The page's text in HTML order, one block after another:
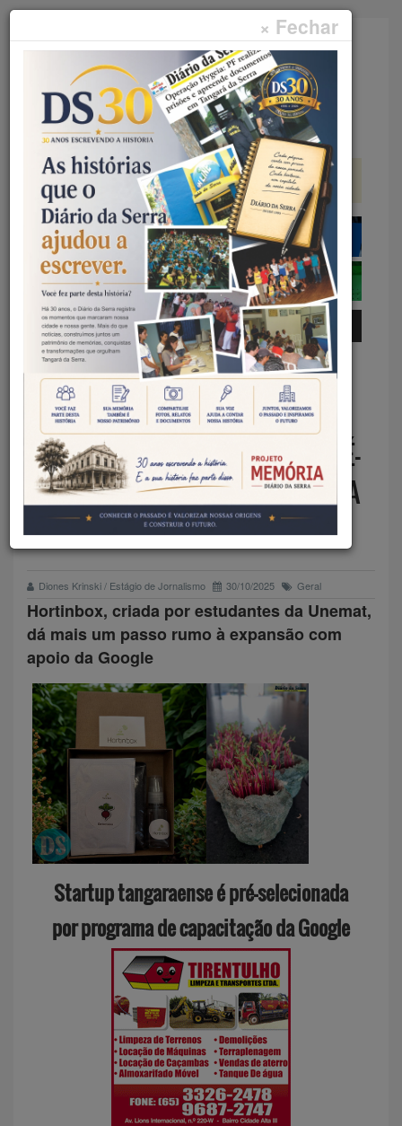
× Fechar
Faça sua pesquisa...
Menu
Início Geral
INOVAÇÃO &
EMPREENDEDORISMO –
STARTUP TANGARAENSE É PRÉ-
SELECIONADA POR PROGRAMA
DE CAPACITAÇÃO DA GOOGLE
Diones Krinski / Estágio de Jornalismo 30/10/2025 Geral
Hortinbox, criada por estudantes da Unemat,
dá mais um passo rumo à expansão com
apoio da Google
Startup tangaraense é pré-selecionada
por programa de capacitação da Google